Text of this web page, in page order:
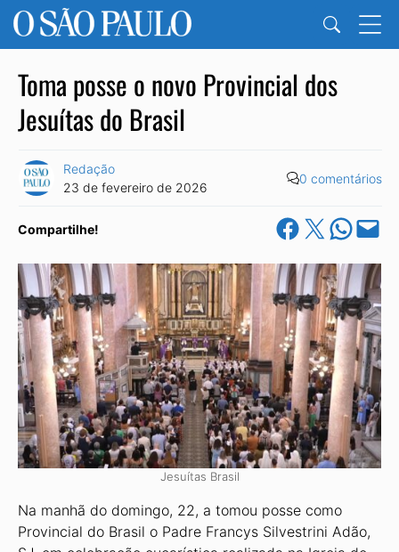
Toma posse o novo Provincial dos
Jesuítas do Brasil
Redação
23 de fevereiro de 2026
0 comentários
Compartilhe! Share on Facebook
Share on X Share on
Email this
Jesuítas Brasil
Na manhã do domingo, 22, a tomou posse como
Provincial do Brasil o Padre Francys Silvestrini Adão,